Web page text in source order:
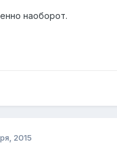
наоборот.
2015